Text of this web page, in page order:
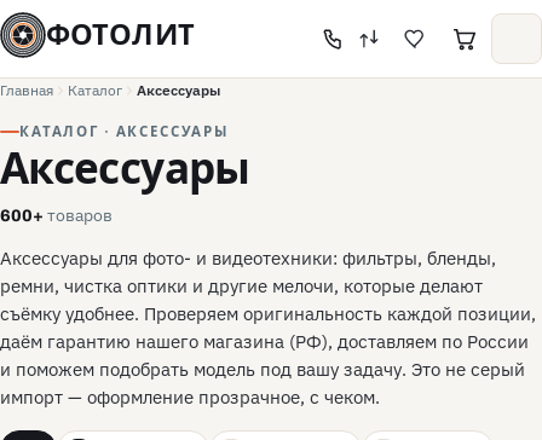
ФОТОЛИТ
Главная Каталог Аксессуары
КАТАЛОГ · АКСЕССУАРЫ
Аксессуары
600+ товаров
Аксессуары для фото- и видеотехники: фильтры, бленды,
ремни, чистка оптики и другие мелочи, которые делают
съёмку удобнее. Проверяем оригинальность каждой позиции,
даём гарантию нашего магазина (РФ), доставляем по России
и поможем подобрать модель под вашу задачу. Это не серый
импорт — оформление прозрачное, с чеком.